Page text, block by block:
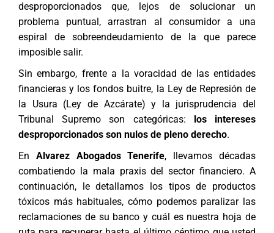
desproporcionados que, lejos de solucionar un
problema puntual, arrastran al consumidor a una
espiral de sobreendeudamiento de la que parece
imposible salir.
Sin embargo, frente a la voracidad de las entidades
financieras y los fondos buitre, la Ley de Represión de
la Usura (Ley de Azcárate) y la jurisprudencia del
Tribunal Supremo son categóricas: los intereses
desproporcionados son nulos de pleno derecho.
En Alvarez Abogados Tenerife, llevamos décadas
combatiendo la mala praxis del sector financiero. A
continuación, le detallamos los tipos de productos
tóxicos más habituales, cómo podemos paralizar las
reclamaciones de su banco y cuál es nuestra hoja de